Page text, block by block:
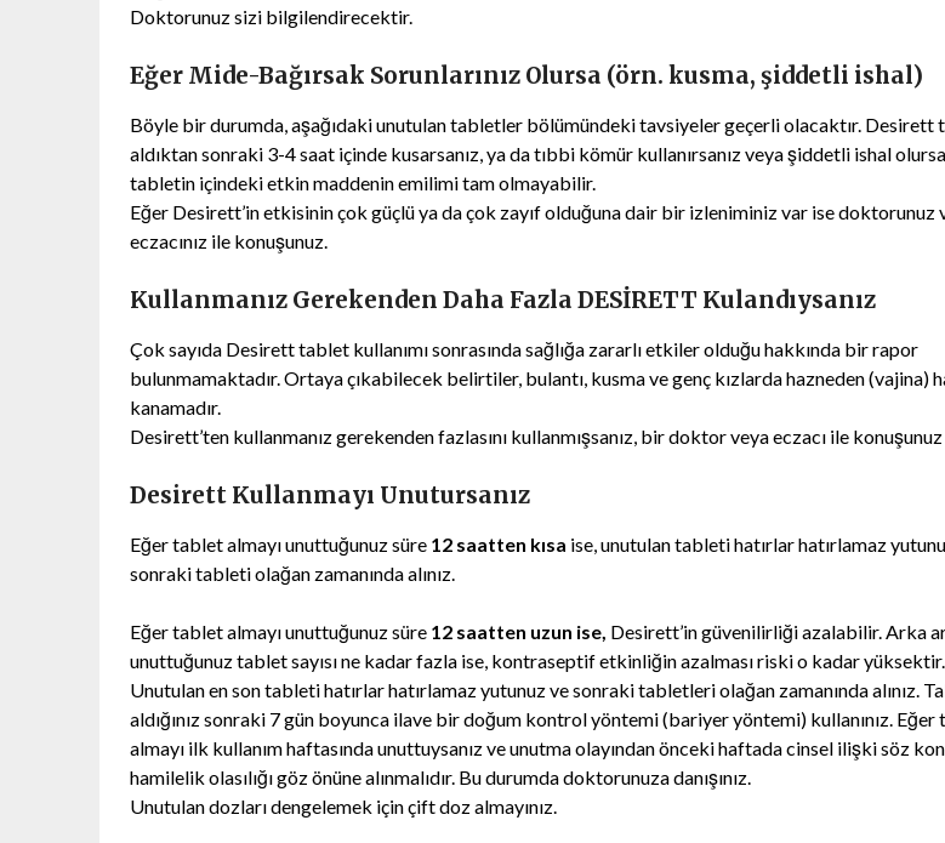
Doktorunuz sizi bilgilendirecektir.
Eğer Mide-Bağırsak Sorunlarınız Olursa (örn. kusma, şiddetli ishal)
Böyle bir durumda, aşağıdaki unutulan tabletler bölümündeki tavsiyeler geçerli olacaktır. Desirett
aldıktan sonraki 3-4 saat içinde kusarsanız, ya da tıbbi kömür kullanırsanız veya şiddetli ishal
tabletin içindeki etkin maddenin emilimi tam olmayabilir.
Eğer Desirett’in etkisinin çok güçlü ya da çok zayıf olduğuna dair bir izleniminiz var ise doktorunuz
eczacınız ile konuşunuz.
Kullanmanız Gerekenden Daha Fazla DESİRETT Kulandıysanız
Çok sayıda Desirett tablet kullanımı sonrasında sağlığa zararlı etkiler olduğu hakkında bir rapor
bulunmamaktadır. Ortaya çıkabilecek belirtiler, bulantı, kusma ve genç kızlarda hazneden (vajina)
kanamadır.
Desirett’ten kullanmanız gerekenden fazlasını kullanmışsanız, bir doktor veya eczacı ile konuşunuz
Desirett Kullanmayı Unutursanız
Eğer tablet almayı unuttuğunuz süre 12 saatten kısa ise, unutulan tableti hatırlar hatırlamaz
sonraki tableti olağan zamanında alınız.
Eğer tablet almayı unuttuğunuz süre 12 saatten uzun ise, Desirett’in güvenilirliği azalabilir. Arka
unuttuğunuz tablet sayısı ne kadar fazla ise, kontraseptif etkinliğin azalması riski o kadar yüksektir.
Unutulan en son tableti hatırlar hatırlamaz yutunuz ve sonraki tabletleri olağan zamanında alınız.
aldığınız sonraki 7 gün boyunca ilave bir doğum kontrol yöntemi (bariyer yöntemi) kullanınız. Eğer
almayı ilk kullanım haftasında unuttuysanız ve unutma olayından önceki haftada cinsel ilişki söz
hamilelik olasılığı göz önüne alınmalıdır. Bu durumda doktorunuza danışınız.
Unutulan dozları dengelemek için çift doz almayınız.